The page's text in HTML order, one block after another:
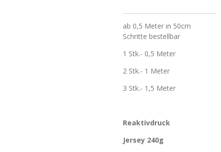
ab 0,5 Meter in 50cm
Schritte bestellbar
1 Stk.- 0,5 Meter
2 Stk.- 1 Meter
3 Stk.- 1,5 Meter
Reaktivdruck
Jersey 240g